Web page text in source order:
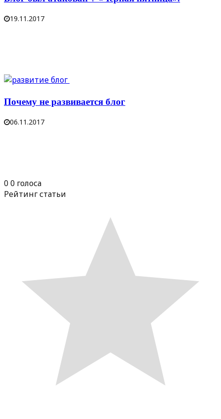
19.11.2017
Почему не развивается блог
06.11.2017
00 голоса
Рейтинг статьи